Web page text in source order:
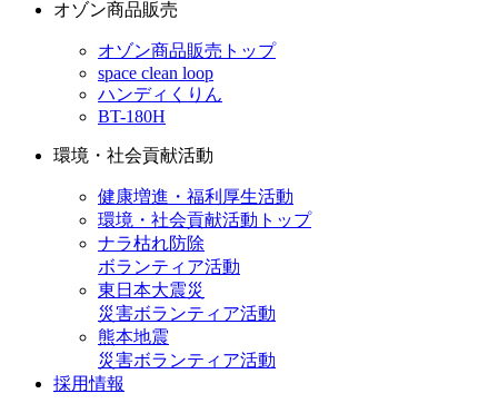
オゾン商品販売
オゾン商品販売トップ
space clean loop
ハンディくりん
BT-180H
環境・社会貢献活動
健康増進・福利厚生活動
環境・社会貢献活動トップ
ナラ枯れ防除
ボランティア活動
東日本大震災
災害ボランティア活動
熊本地震
災害ボランティア活動
採用情報